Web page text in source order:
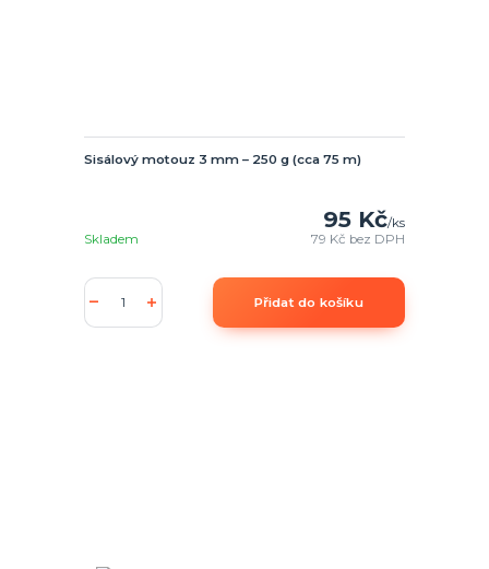
Sisálový motouz 3 mm – 250 g (cca 75 m)
95 Kč/ks
79 Kč bez DPH
Skladem
Přidat do košíku